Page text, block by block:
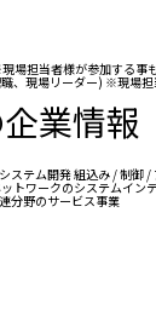
場担当者様が参加する事
、現場リーダー) ※現場
業情報
ステム開発 組込み / 制御
トワークのシステムイン
分野のサービス事業